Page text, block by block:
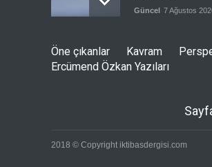
Güncel 7 Ağustos
Türkiye'nin ABD
ve NATO üyeliği
kontrollerini kaldır
Öne çıkanlar Kavram
Ercümend Özkan Yazıları
2018 © Copyright iktibasdergisi.com